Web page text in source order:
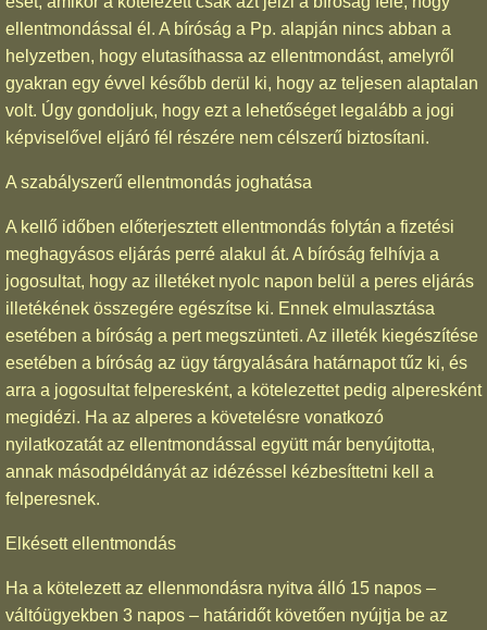
ellentmondással él. A bíróság a Pp. alapján nincs abban a
helyzetben, hogy elutasíthassa az ellentmondást, amelyről
gyakran egy évvel később derül ki, hogy az teljesen alaptalan
volt. Úgy gondoljuk, hogy ezt a lehetőséget legalább a jogi
képviselővel eljáró fél részére nem célszerű biztosítani.
A szabályszerű ellentmondás joghatása
A kellő időben előterjesztett ellentmondás folytán a fizetési
meghagyásos eljárás perré alakul át. A bíróság felhívja a
jogosultat, hogy az illetéket nyolc napon belül a peres eljárás
illetékének összegére egészítse ki. Ennek elmulasztása
esetében a bíróság a pert megszünteti. Az illeték kiegészítése
esetében a bíróság az ügy tárgyalására határnapot tűz ki, és
arra a jogosultat felperesként, a kötelezettet pedig alperesként
megidézi. Ha az alperes a követelésre vonatkozó
nyilatkozatát az ellentmondással együtt már benyújtotta,
annak másodpéldányát az idézéssel kézbesíttetni kell a
felperesnek.
Elkésett ellentmondás
Ha a kötelezett az ellenmondásra nyitva álló 15 napos –
váltóügyekben 3 napos – határidőt követően nyújtja be az